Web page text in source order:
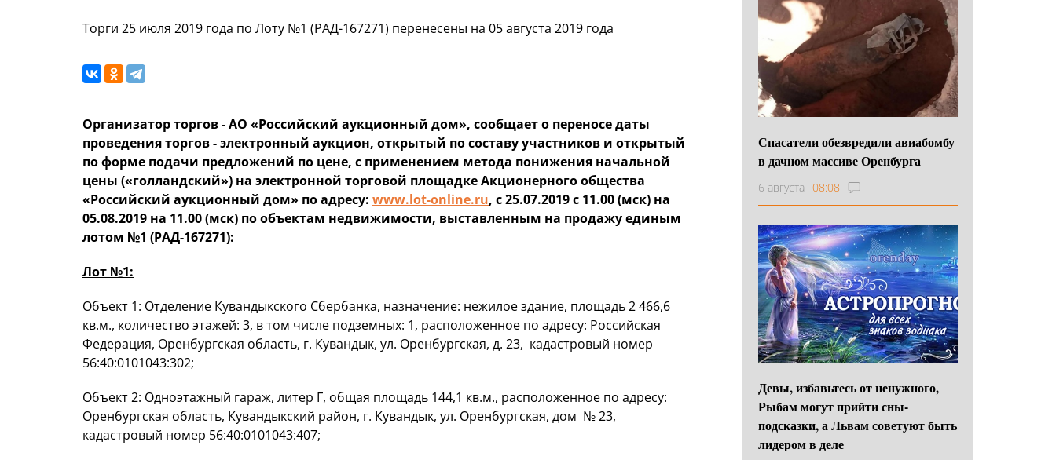
Торги 25 июля 2019 года по Лоту №1 (РАД-167271) перенесены на 05 августа 2019 года
Организатор торгов - АО «Российский аукционный дом», сообщает о переносе даты
проведения торгов - электронный аукцион, открытый по составу участников и открытый
по форме подачи предложений по цене, с применением метода понижения начальной
цены («голландский») на электронной торговой площадке Акционерного общества
«Российский аукционный дом» по адресу: www.lot-online.ru, с 25.07.2019 с 11.00 (мск) на
05.08.2019 на 11.00 (мск) по объектам недвижимости, выставленным на продажу единым
лотом №1 (РАД-167271):
Лот №1:
Объект 1: Отделение Кувандыкского Сбербанка, назначение: нежилое здание, площадь 2 466,6
кв.м., количество этажей: 3, в том числе подземных: 1, расположенное по адресу: Российская
Федерация, Оренбургская область, г. Кувандык, ул. Оренбургская, д. 23, кадастровый номер
56:40:0101043:302;
Объект 2: Одноэтажный гараж, литер Г, общая площадь 144,1 кв.м., расположенное по адресу:
Оренбургская область, Кувандыкский район, г. Кувандык, ул. Оренбургская, дом № 23,
кадастровый номер 56:40:0101043:407;
Спасатели обезвредили авиабомбу
в дачном массиве Оренбурга
6 августа 08:08
Девы, избавьтесь от ненужного,
Рыбам могут прийти сны-
подсказки, а Львам советуют быть
лидером в деле